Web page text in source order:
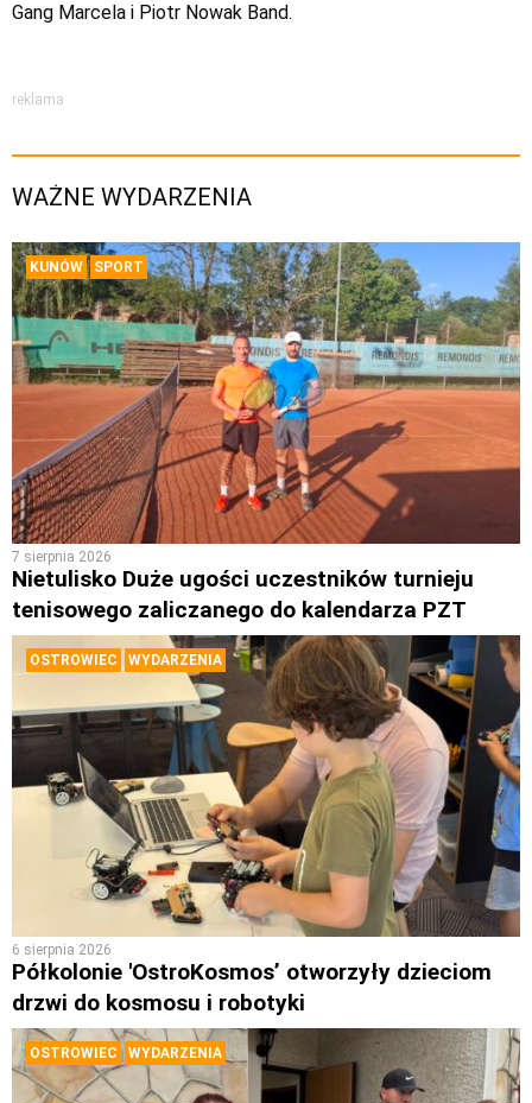
Gang Marcela i Piotr Nowak Band.
reklama
WAŻNE WYDARZENIA
KUNÓW SPORT
7 sierpnia 2026
Nietulisko Duże ugości uczestników turnieju
tenisowego zaliczanego do kalendarza PZT
OSTROWIEC WYDARZENIA
6 sierpnia 2026
Półkolonie 'OstroKosmos’ otworzyły dzieciom
drzwi do kosmosu i robotyki
OSTROWIEC WYDARZENIA